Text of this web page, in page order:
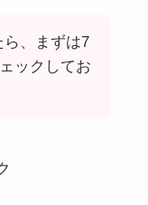
ら、まずは7
ックしてお